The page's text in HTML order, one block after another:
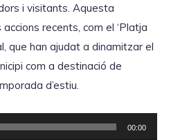
i visitants. Aquesta
recents, com el ‘Platja
que han ajudat a dinamitzar el
com a destinació de
d’estiu.
00:00